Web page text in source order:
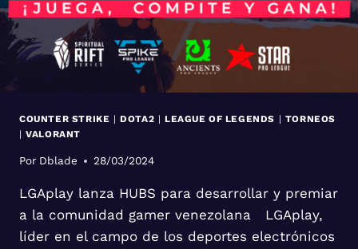
COUNTER STRIKE |DOTA2 | LEAGUE OF LEGENDS | TORNEOS
|VALORANT
Por Dblade 28/03/2024
LGAplay lanza HUBS para desarrollar y premiar
a la comunidad gamer venezolana LGAplay,
líder en el campo de los deportes electrónicos